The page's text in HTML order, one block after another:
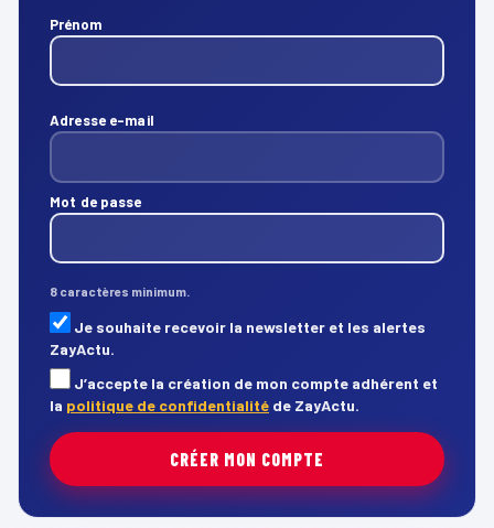
Prénom
Adresse e-mail
Mot de passe
8 caractères minimum.
Je souhaite recevoir la newsletter et les alertes
ZayActu.
J’accepte la création de mon compte adhérent et
la politique de confidentialité de ZayActu.
CRÉER MON COMPTE